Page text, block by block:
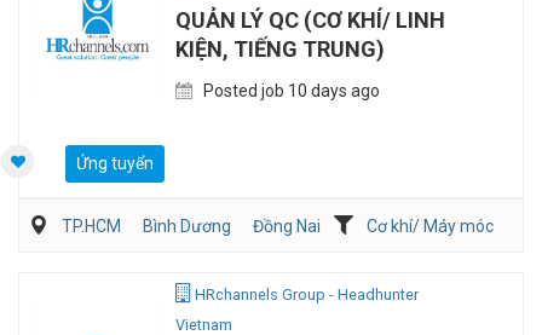
QUẢN LÝ QC (CƠ KHÍ/ LINH
KIỆN, TIẾNG TRUNG)
Posted job 10 days ago
Ứng tuyển
TP.HCM Bình Dương Đồng Nai
Cơ khí/ Máy móc
HRchannels Group - Headhunter
Vietnam